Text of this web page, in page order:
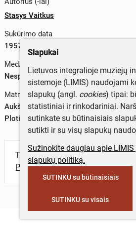
Stasys Vaitkus
Sukūrimo data
1957 m.
Medžiagos
Nespalvota fotojuosta
Matmenys
Aukštis – 24 mm
Plotis – 36 mm
Turite daugiau informacijos apie
Parašykite mums!
Slapukai
Lietuvos integralioje muziejų
sistemoje (LIMIS) naudojami
slapukų (angl. cookies) tipai:
statistiniai ir rinkodariniai.
sutinkate su būtinaisiais
sutikti ir su visų slapukų
Sužinokite daugiau apie
slapukų politiką.
SUTINKU su būtinaisiais
SUTINKU su visais